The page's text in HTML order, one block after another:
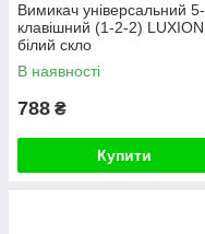
Вимикач універсальний 5-
клавішний (1-2-2) LUXION
білий скло
В наявності
788 ₴
Купити